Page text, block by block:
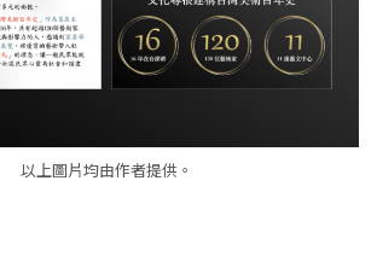
以上圖片均由作者提供。